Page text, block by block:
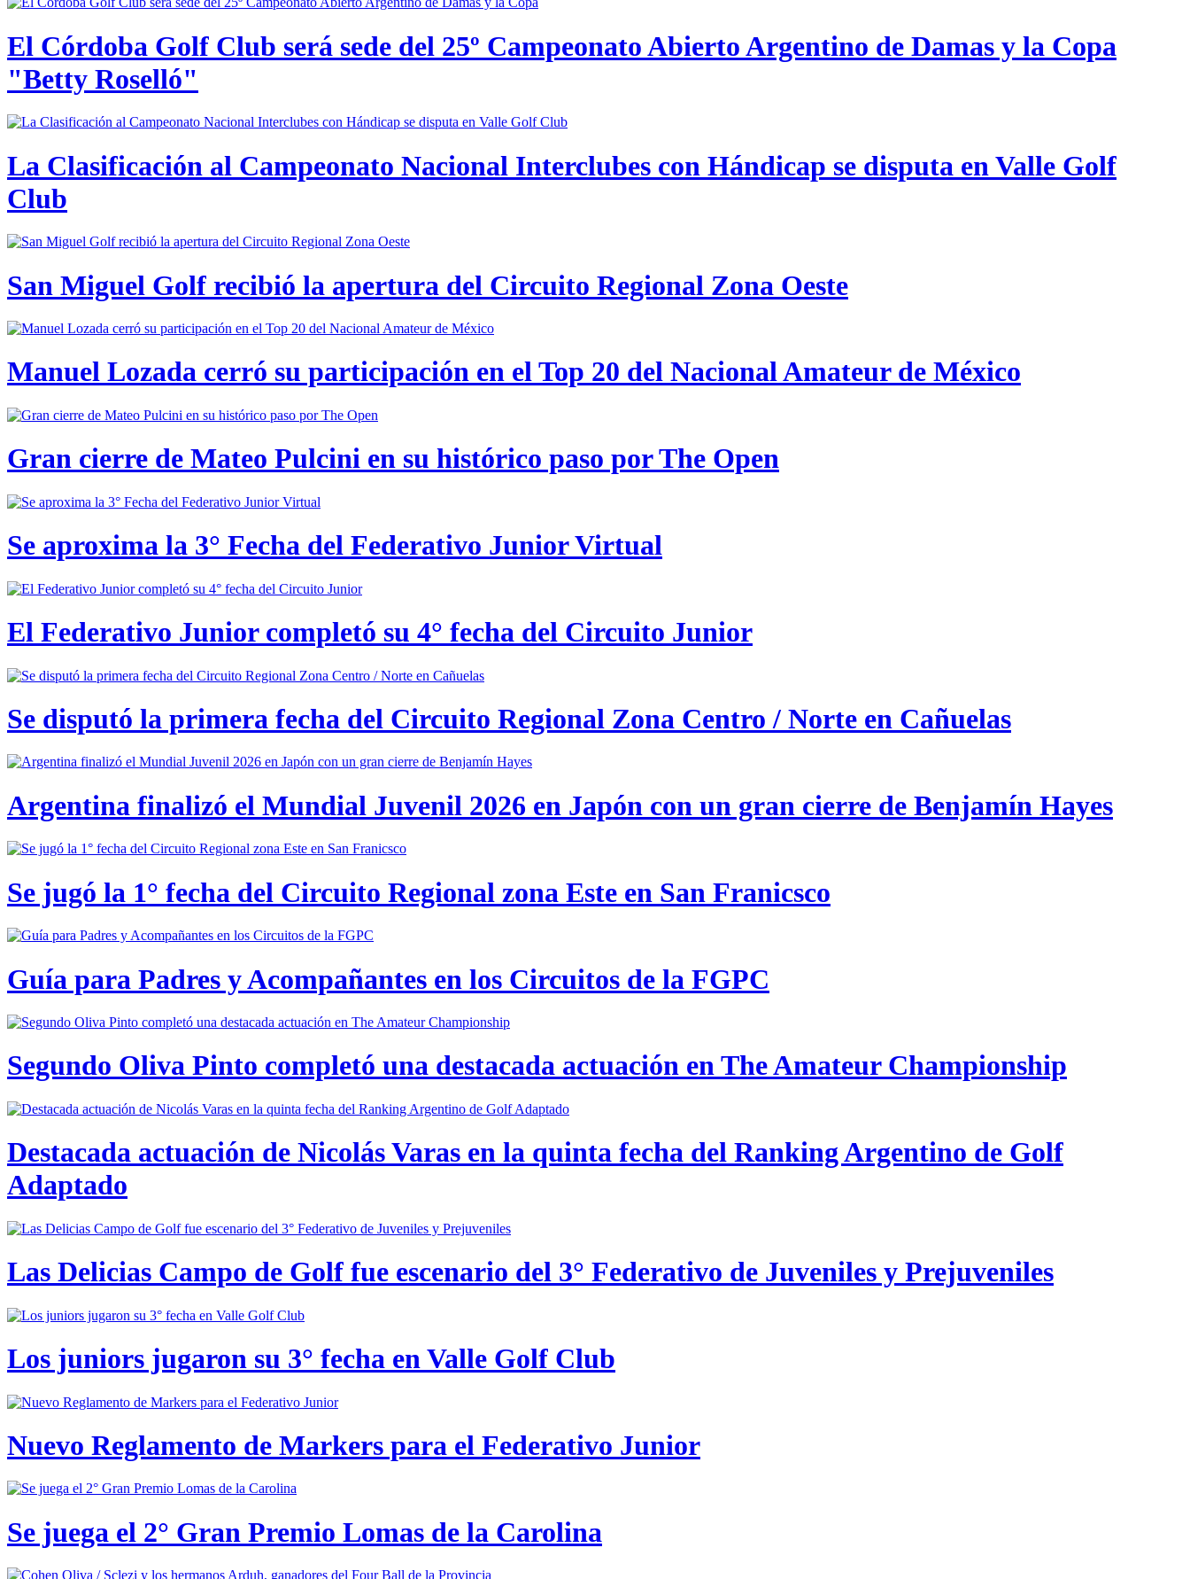
El Córdoba Golf Club será sede del 25º Campeonato Abierto Argentino de Damas y la Copa
"Betty Roselló"
La Clasificación al Campeonato Nacional Interclubes con Hándicap se disputa en Valle Golf
Club
San Miguel Golf recibió la apertura del Circuito Regional Zona Oeste
Manuel Lozada cerró su participación en el Top 20 del Nacional Amateur de México
Gran cierre de Mateo Pulcini en su histórico paso por The Open
Se aproxima la 3° Fecha del Federativo Junior Virtual
El Federativo Junior completó su 4° fecha del Circuito Junior
Se disputó la primera fecha del Circuito Regional Zona Centro / Norte en Cañuelas
Argentina finalizó el Mundial Juvenil 2026 en Japón con un gran cierre de Benjamín Hayes
Se jugó la 1° fecha del Circuito Regional zona Este en San Franicsco
Guía para Padres y Acompañantes en los Circuitos de la FGPC
Segundo Oliva Pinto completó una destacada actuación en The Amateur Championship
Destacada actuación de Nicolás Varas en la quinta fecha del Ranking Argentino de Golf
Adaptado
Las Delicias Campo de Golf fue escenario del 3° Federativo de Juveniles y Prejuveniles
Los juniors jugaron su 3° fecha en Valle Golf Club
Nuevo Reglamento de Markers para el Federativo Junior
Se juega el 2° Gran Premio Lomas de la Carolina